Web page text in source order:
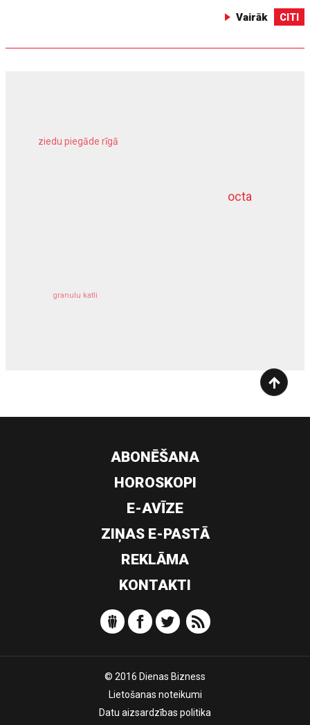
Vairāk CITI
octa
ziedu piegāde rīgā
granulu katli
dziļurbums
ABONĒŠANA
HOROSKOPI
E-AVĪZE
ZIŅAS E-PASTĀ
REKLĀMA
KONTAKTI
© 2016 Dienas Bizness
Lietošanas noteikumi
Datu aizsardzības politika